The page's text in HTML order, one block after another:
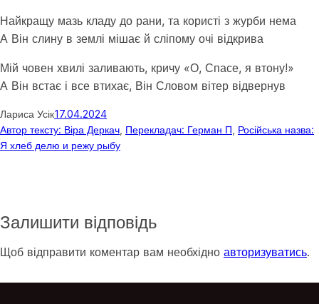
Найкращу мазь кладу до рани, та користі з журби нема
А Він слину в землі мішає й сліпому очі відкрива
Мій човен хвилі заливають, кричу «О, Спасе, я втону!»
А Він встає і все втихає, Він Словом вітер відвернув
Лариса Усік17.04.2024
Автор тексту: Віра Деркач Перекладач: Герман П Російська назва:
Я хлеб делю и режу рыбу
Залишити відповідь
Щоб відправити коментар вам необхідно авторизуватись.